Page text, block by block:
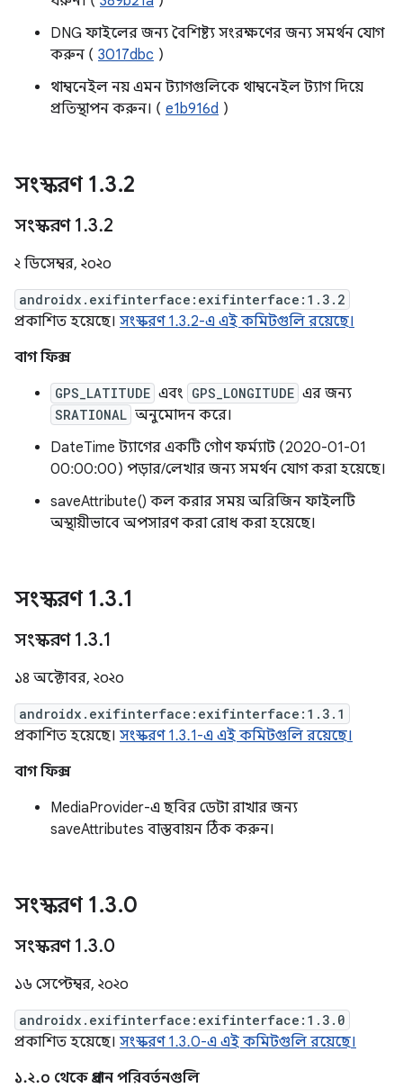
DNG ফাইলের জন্য বৈশিষ্ট্য সংরক্ষণের জন্য সমর্থন যোগ
করুন ( 3017dbc )
থাম্বনেইল নয় এমন ট্যাগগুলিকে থাম্বনেইল ট্যাগ দিয়ে
প্রতিস্থাপন করুন। ( e1b916d )
সংস্করণ 1.3.2
সংস্করণ 1.3.2
২ ডিসেম্বর, ২০২০
androidx.exifinterface:exifinterface:1.3.2
প্রকাশিত হয়েছে। সংস্করণ 1.3.2-এ এই কমিটগুলি রয়েছে।
বাগ ফিক্স
GPS_LATITUDE এবং GPS_LONGITUDE এর জন্য
SRATIONAL অনুমোদন করে।
DateTime ট্যাগের একটি গৌণ ফর্ম্যাট (2020-01-01
00:00:00) পড়ার/লেখার জন্য সমর্থন যোগ করা হয়েছে।
saveAttribute() কল করার সময় অরিজিন ফাইলটি
অস্থায়ীভাবে অপসারণ করা রোধ করা হয়েছে।
সংস্করণ 1.3.1
সংস্করণ 1.3.1
১৪ অক্টোবর, ২০২০
androidx.exifinterface:exifinterface:1.3.1
প্রকাশিত হয়েছে। সংস্করণ 1.3.1-এ এই কমিটগুলি রয়েছে।
বাগ ফিক্স
MediaProvider-এ ছবির ডেটা রাখার জন্য
saveAttributes বাস্তবায়ন ঠিক করুন।
সংস্করণ 1.3.0
সংস্করণ 1.3.0
১৬ সেপ্টেম্বর, ২০২০
androidx.exifinterface:exifinterface:1.3.0
প্রকাশিত হয়েছে। সংস্করণ 1.3.0-এ এই কমিটগুলি রয়েছে।
১.২.০ থেকে প্রধান পরিবর্তনগুলি